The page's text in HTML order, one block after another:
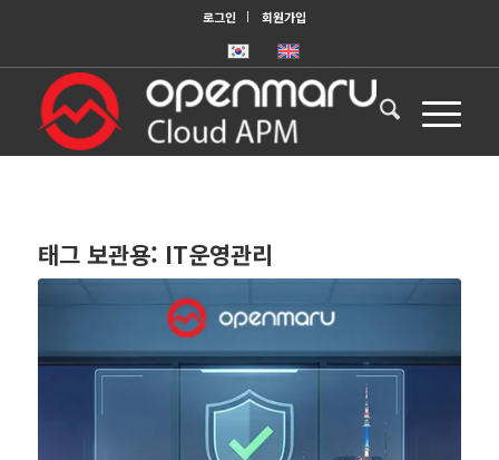
로그인 회원가입
태그 보관용: IT운영관리